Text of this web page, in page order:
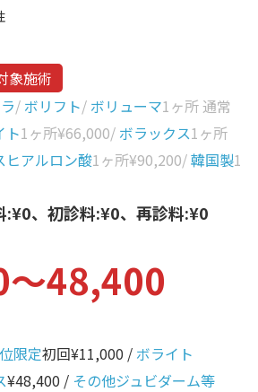
目の下のクマ取り
その他
Gender
女性
その他
Age
年代から探す
象施術
/ ボリフト/ ボリューマ1ヶ所 通常
ト1ヶ所¥66,000/ ボラックス1ヶ所
ヒアルロン酸1ヶ所¥90,200/韓国製1
:¥0、初診料:¥0、再診料:¥0
48,400
限定初回¥11,000 / ボライト
¥48,400 / その他ジュビダーム等